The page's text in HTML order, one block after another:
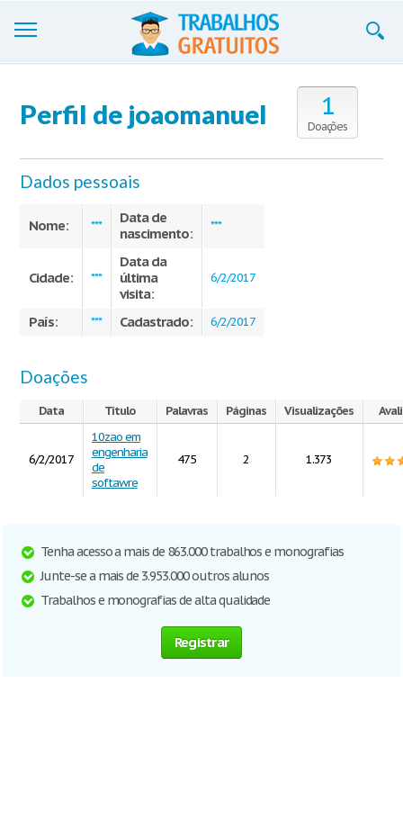
Cadastre-se
Entre
1
Doações
Perfil de joaomanuel
Dados pessoais
Nome: ***
Data de
nascimento:
***
Cidade: ***
Data da
última
visita:
6/2/2017
País: *** Cadastrado: 6/2/2017
Doações
Data Título Palavras Páginas Visualizações
6/2/2017
10zao em
engenharia
de
softawre
475 2 1.373
Tenha acesso a mais de 863.000 trabalhos e monografias
Junte-se a mais de 3.953.000 outros alunos
Trabalhos e monografias de alta qualidade
Registrar